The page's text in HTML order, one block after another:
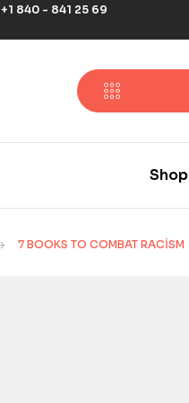
+1 840 - 841 25 69
Shop
7 BOOKS TO COMBAT RACISM